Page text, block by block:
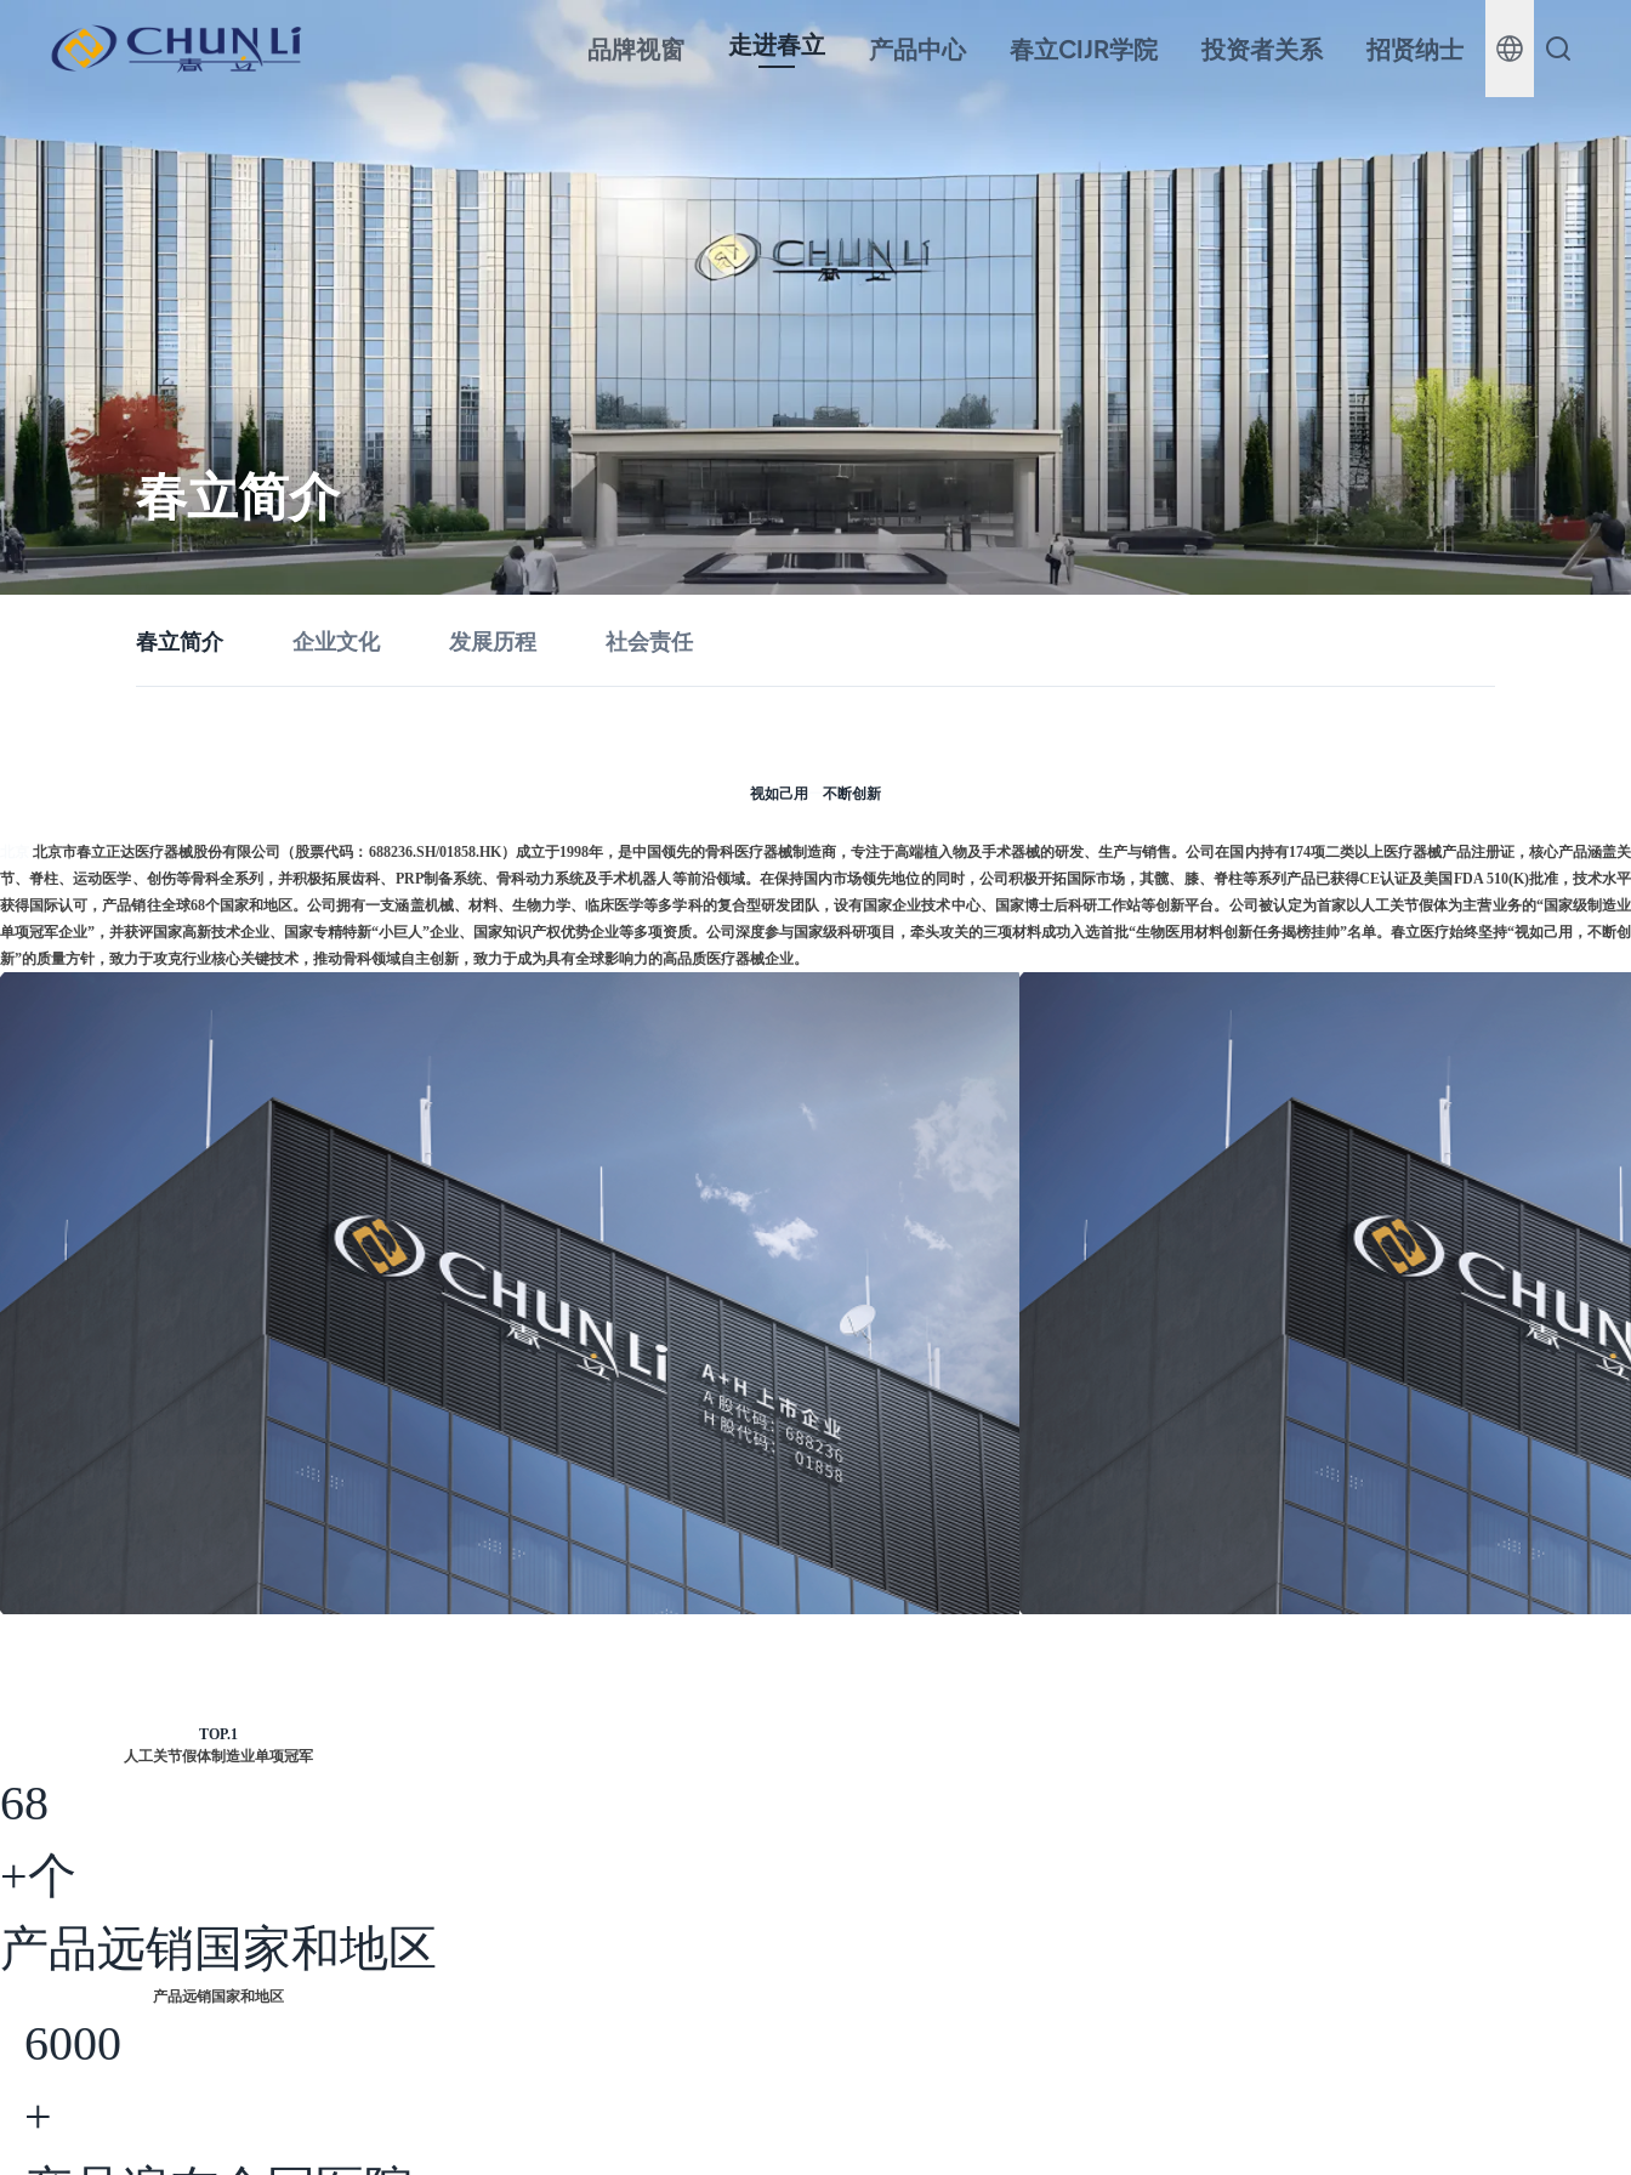
京
市
医
疗
械
股
份
有
限
品牌视窗 走进春立 产品中心 春立CIJR学院 投资者关系 招贤纳士
春立简介
春立简介 企业文化 发展历程 社会责任
视如己用 不断创新
北京北京市春立正达医疗器械股份有限公司（股票代码：688236.SH/01858.HK）成立于1998年，是中国领先的骨科医疗器械制造商，专注于高端植入物及手术器械的研发、生产与销售。公司在国内持有174项二类以上医疗器械产品注册证，核心产品涵盖关
节、脊柱、运动医学、创伤等骨科全系列，并积极拓展齿科、PRP制备系统、骨科动力系统及手术机器人等前沿领域。在保持国内市场领先地位的同时，公司积极开拓国际市场，其髋、膝、脊柱等系列产品已获得CE认证及美国FDA 510(K)批准，技术水平
获得国际认可，产品销往全球68个国家和地区。公司拥有一支涵盖机械、材料、生物力学、临床医学等多学科的复合型研发团队，设有国家企业技术中心、国家博士后科研工作站等创新平台。公司被认定为首家以人工关节假体为主营业务的“国家级制造业
单项冠军企业”，并获评国家高新技术企业、国家专精特新“小巨人”企业、国家知识产权优势企业等多项资质。公司深度参与国家级科研项目，牵头攻关的三项材料成功入选首批“生物医用材料创新任务揭榜挂帅”名单。春立医疗始终坚持“视如己用，不断创
新”的质量方针，致力于攻克行业核心关键技术，推动骨科领域自主创新，致力于成为具有全球影响力的高品质医疗器械企业。
TOP.1
人工关节假体制造业单项冠军
68
+个
产品远销国家和地区
产品远销国家和地区
6000
+